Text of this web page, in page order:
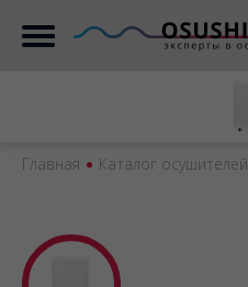
Главная Каталог осушителей